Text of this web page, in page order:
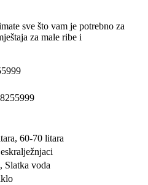
sve što vam je potrebno za
za male ribe i
60-70 litara
Slatka voda